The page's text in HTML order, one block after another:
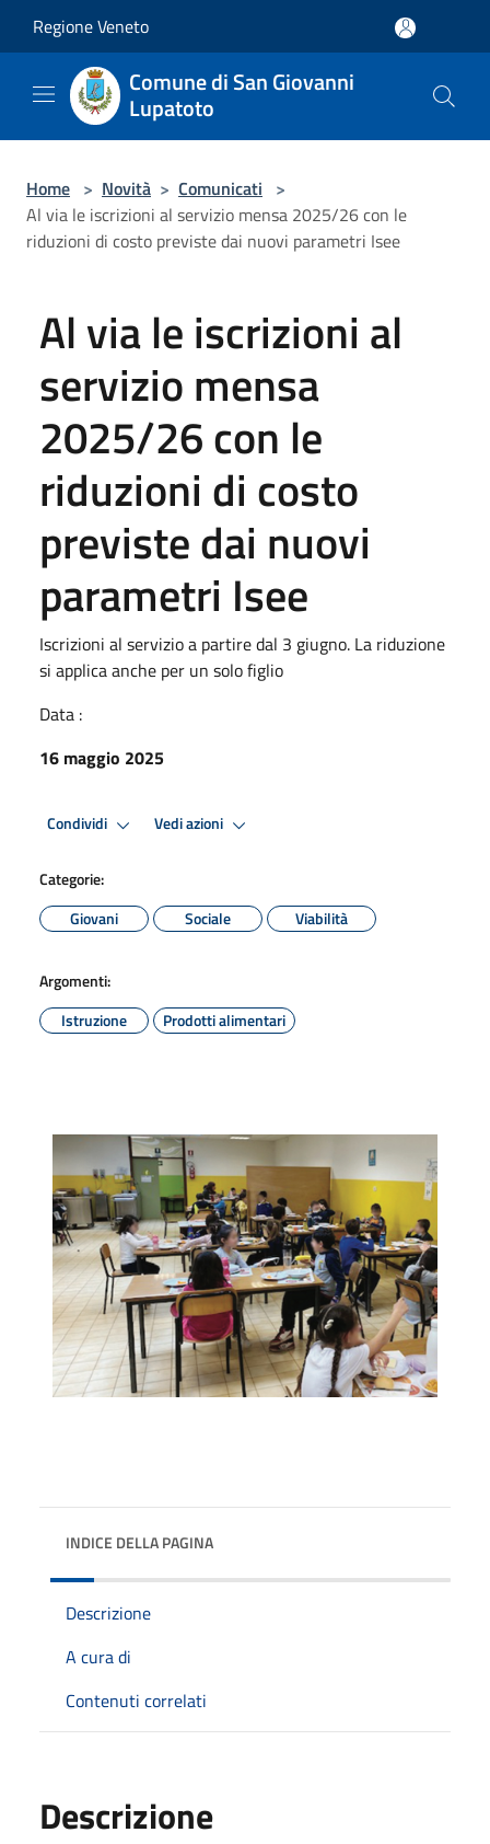
Regione Veneto
Comune di San Giovanni
Lupatoto
Home > Novità > Comunicati >
Al via le iscrizioni al servizio mensa 2025/26 con le
riduzioni di costo previste dai nuovi parametri Isee
Al via le iscrizioni al
servizio mensa
2025/26 con le
riduzioni di costo
previste dai nuovi
parametri Isee
Iscrizioni al servizio a partire dal 3 giugno. La riduzione
si applica anche per un solo figlio
Data :
16 maggio 2025
Condividi Vedi azioni
Categorie:
Giovani
Sociale Viabilità
Argomenti:
Istruzione
Prodotti alimentari
INDICE DELLA PAGINA
Descrizione
A cura di
Contenuti correlati
Descrizione